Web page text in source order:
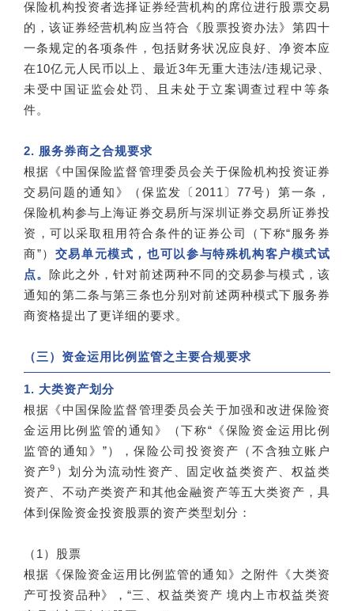
保险机构投资者选择证券经营机构的席位进行股票交易
的，该证券经营机构应当符合《股票投资办法》第四十
一条规定的各项条件，包括财务状况应良好、净资本应
在10亿元人民币以上、最近3年无重大违法/违规记录、
未受中国证监会处罚、且未处于立案调查过程中等条
件。
2. 服务券商之合规要求
根据《中国保险监督管理委员会关于保险机构投资证券
交易问题的通知》（保监发〔2011〕77号）第一条，
保险机构参与上海证券交易所与深圳证券交易所证券投
资，可以采取租用符合条件的证券公司（下称“服务券
商”） 交易单元模式，也可以参与特殊机构客户模式试
点。 除此之外，针对前述两种不同的交易参与模式，该
通知的第二条与第三条也分别对前述两种模式下服务券
商资格提出了更详细的要求。
（三）资金运用比例监管之主要合规要求
1. 大类资产划分
根据《中国保险监督管理委员会关于加强和改进保险资
金运用比例监管的通知》（下称“《保险资金运用比例
监管的通知》”），保险公司投资资产（不含独立账户
资产9 ）划分为流动性资产、固定收益类资产、权益类
资产、不动产类资产和其他金融资产等五大类资产，具
体到保险资金投资股票的资产类型划分：
（1）股票
根据《保险资金运用比例监管的通知》之附件《大类资
产可投资品种》，“三、权益类资产 境内上市权益类资